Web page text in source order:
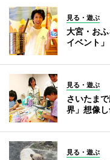
見る・遊ぶ
大宮・お
イベント
見る・遊ぶ
さいたま
界」想像
見る・遊ぶ